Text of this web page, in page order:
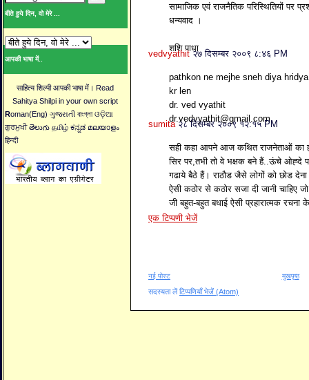
बीते हुये दिन, वो मेरे ...
आपकी भाषा में..
साहित्य शिल्पी आपकी भाषा में। Read
Sahitya Shilpi in your own script
Roman(Eng) ગુજરાતી বাংগ্লা ଓଡ଼ିଆ
ਗੁਰਮੁਖੀ తెలుగు தமிழ் ಕನ್ನಡ മലയാളം
हिन्दी
सामाजिक एवं राजनैतिक परिस्थितियों पर
धन्यवाद ।
शशि पाधा
vedvyathit २७ दिसम्बर २००९ ८:४६ PM
pathkon ne mejhe sneh diya
kr len
dr. ved vyathit
dr.vedvyathit@gmail.com
sumita २८ दिसम्बर २००९ १२:१५ PM
सही कहा आपने आज कथित राजनेताओं का
सिर पर,तभी तो वे भक्षक बने हैं..ऊंचे ओह्दे
गढाये बैठे हैं। राठौड जैसे लोगों को छोड
ऐसी कठोर से कठोर सजा दी जानी चाहिए
जी बहुत-बहुत बधाई ऐसी प्रहारात्मक रचना
एक टिप्पणी भेजें
नई पोस्ट मुखपृष्ठ
सदस्यता लेंटिप्पणियाँ भेजें (Atom)